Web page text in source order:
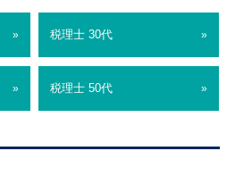
» 税理士 30代 »
» 税理士 50代 »